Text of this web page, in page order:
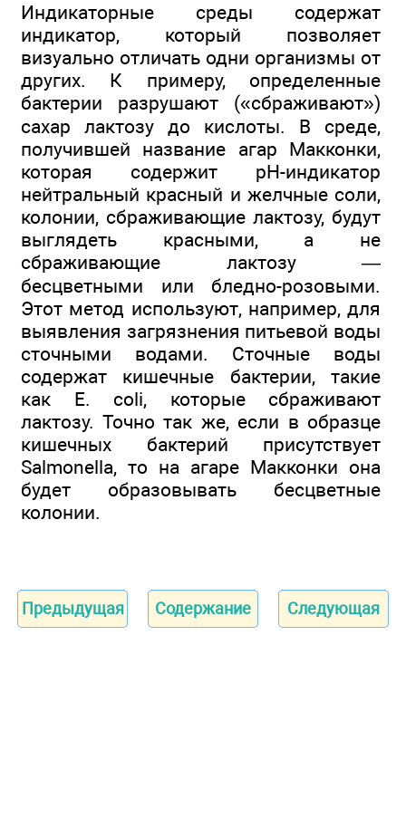
Индикаторные среды содержат
индикатор, который позволяет
визуально отличать одни организмы от
других. К примеру, определенные
бактерии разрушают («сбраживают»)
сахар лактозу до кислоты. В среде,
получившей название агар Макконки,
которая содержит рН-индикатор
нейтральный красный и желчные соли,
колонии, сбраживающие лактозу, будут
выглядеть красными, а не
сбраживающие лактозу —
бесцветными или бледно-розовыми.
Этот метод используют, например, для
выявления загрязнения питьевой воды
сточными водами. Сточные воды
содержат кишечные бактерии, такие
как Е. coli, которые сбраживают
лактозу. Точно так же, если в образце
кишечных бактерий присутствует
Salmonella, то на агаре Макконки она
будет образовывать бесцветные
колонии.
Предыдущая Содержание Следующая